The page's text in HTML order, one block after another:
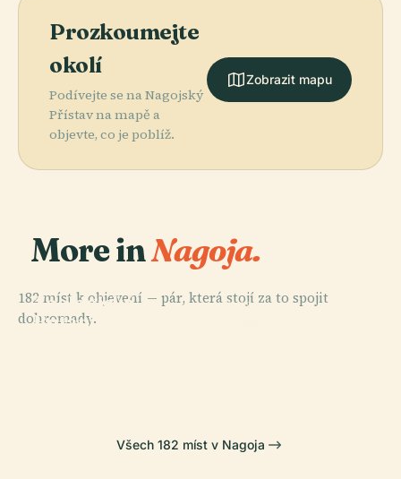
Prozkoumejte
okolí
Podívejte se na Nagojský
Přístav na mapě a
objevte, co je poblíž.
Zobrazit mapu
More inNagoja.
182 míst k objevení — pár, která stojí za to spojit
dohromady.
PLACE
PLACE
Zoologická A
Botanická
Všech 182 míst v Nagoja